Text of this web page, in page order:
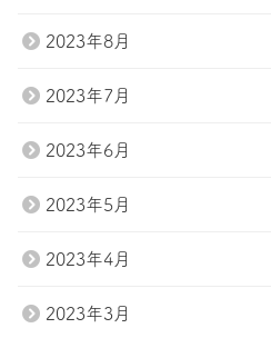
2023年8月
2023年7月
2023年6月
2023年5月
2023年4月
2023年3月